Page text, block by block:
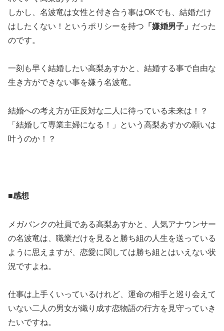
しかし、名波竜は女性と付き合う事はOKでも、結婚だけ
はしたくない！というポリシーを持つ 「嫌婚男子」 だった
のです。
一刻も早く結婚したい高梨あすかと、結婚する事で自由な
生き方ができない事を嫌う名波竜。
結婚への考え方が正反対な二人に待っている未来は！？
「結婚して専業主婦になる！」という高梨あすかの願いは
叶うのか！？
■感想
メガバンクの社員である高梨あすかと、人気アナウンサー
の名波竜は、職業だけを見ると勝ち組の人生を送っている
ように思えますが、恋愛に関しては勝ち組とはいえない状
況ですよね。
仕事は上手くいっているけれど、運命の相手と巡り会えて
いない二人の男女が織り成す恋物語の行方を見守っていき
たいですね。